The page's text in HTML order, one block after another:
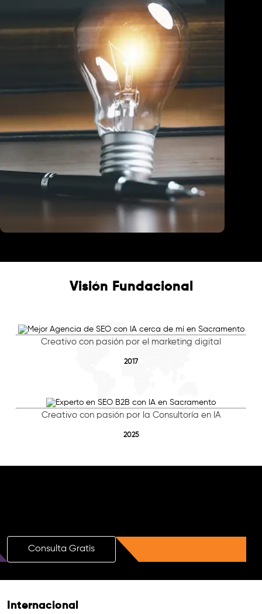
Consulta Gratuita
Visión Fundacional
Creativo con pasión por el marketing digital
2017
Creativo con pasión por la Consultoría en IA
2025
Consulta Gratis
Internacional